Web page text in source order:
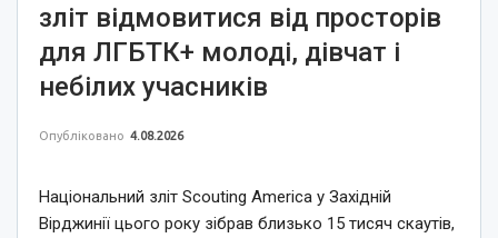
зліт відмовитися від просторів
для ЛГБТК+ молоді, дівчат і
небілих учасників
Опубліковано 4.08.2026
Національний зліт Scouting America у Західній
Вірджинії цього року зібрав близько 15 тисяч скаутів,